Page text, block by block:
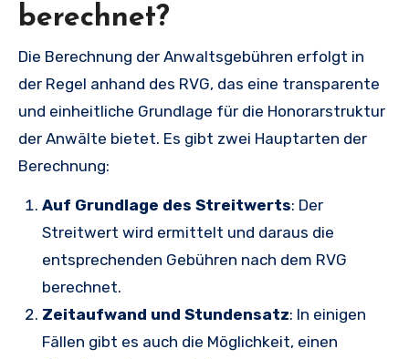
berechnet?
Die Berechnung der Anwaltsgebühren erfolgt in
der Regel anhand des RVG, das eine transparente
und einheitliche Grundlage für die Honorarstruktur
der Anwälte bietet. Es gibt zwei Hauptarten der
Berechnung:
Auf Grundlage des Streitwerts: Der
Streitwert wird ermittelt und daraus die
entsprechenden Gebühren nach dem RVG
berechnet.
Zeitaufwand und Stundensatz: In einigen
Fällen gibt es auch die Möglichkeit, einen